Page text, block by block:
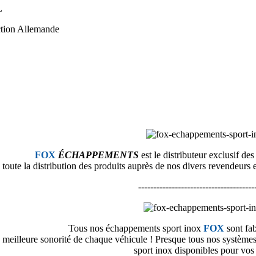
Allemande
FOX ÉCHAPPEMENTSest le distributeur exclusif des
toute la distribution des produits auprès de nos divers
Tous nos échappements sport inox FOX sont
sonorité de chaque véhicule ! Presque tous nos
sport inox disponibles pour vos